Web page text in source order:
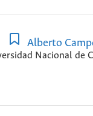
Alberto
Nacional de